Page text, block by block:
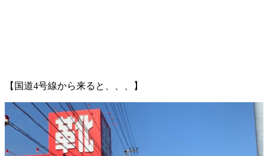
【国道4号線から来ると、、、】